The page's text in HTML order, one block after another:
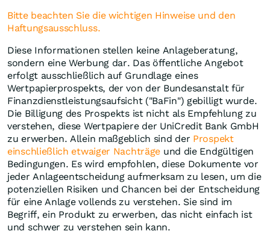
Bitte beachten Sie die wichtigen Hinweise und den
Haftungsausschluss.
Diese Informationen stellen keine Anlageberatung,
sondern eine Werbung dar. Das öffentliche Angebot
erfolgt ausschließlich auf Grundlage eines
Wertpapierprospekts, der von der Bundesanstalt für
Finanzdienstleistungsaufsicht ("BaFin") gebilligt wurde.
Die Billigung des Prospekts ist nicht als Empfehlung zu
verstehen, diese Wertpapiere der UniCredit Bank GmbH
zu erwerben. Allein maßgeblich sind der Prospekt
einschließlich etwaiger Nachträge und die Endgültigen
Bedingungen. Es wird empfohlen, diese Dokumente vor
jeder Anlageentscheidung aufmerksam zu lesen, um die
potenziellen Risiken und Chancen bei der Entscheidung
für eine Anlage vollends zu verstehen. Sie sind im
Begriff, ein Produkt zu erwerben, das nicht einfach ist
und schwer zu verstehen sein kann.